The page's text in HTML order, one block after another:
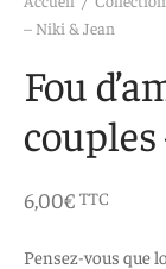
– Niki & Jean
Fou
6,00€ TTC
Pensez-vous que
intuitif et culturel